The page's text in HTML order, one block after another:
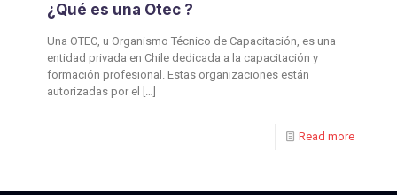
¿Qué es una Otec ?
Una OTEC, u Organismo Técnico de Capacitación, es una
entidad privada en Chile dedicada a la capacitación y
formación profesional. Estas organizaciones están
autorizadas por el
[…]
Read more